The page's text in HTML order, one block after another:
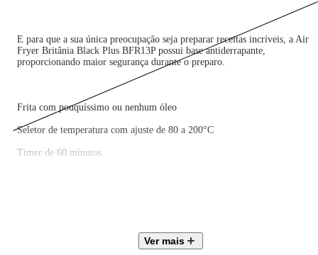
E para que a sua única preocupação seja preparar receitas incríveis, a Air
Fryer Britânia Black Plus BFR13P possui base antiderrapante,
proporcionando maior segurança durante o preparo.
Frita com pouquíssimo ou nenhum óleo
Seletor de temperatura com ajuste de 80 a 200°C
Timer de 60 minutos
Luz indicadora de funcionamento – Vermelha
Ver mais